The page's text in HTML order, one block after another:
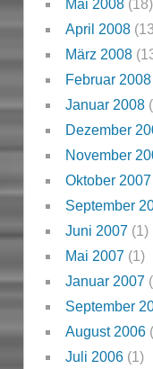
Mai 2008(18)
April 2008
März 2008
Februar 2008
Januar 2008
Dezember
November
Oktober 2007
September
Juni 2007 (1)
Mai 2007 (1)
Januar 2007
September
August 2006
Juli 2006(1)